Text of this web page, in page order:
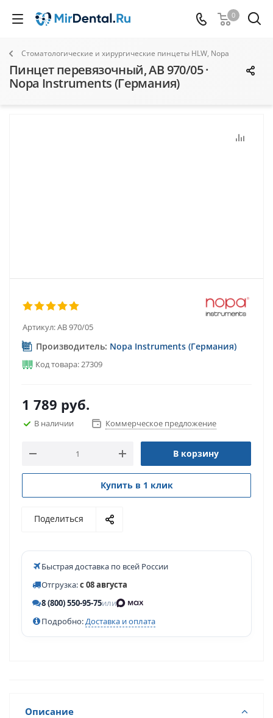
0
Стоматологические и хирургические пинцеты HLW, Nopa
Пинцет перевязочный, AB 970/05 ·
Nopa Instruments (Германия)
Артикул:AB 970/05
Производитель: Nopa Instruments (Германия)
Код товара: 27309
1 789 руб.
В наличии Коммерческое предложение
В корзину
Купить в 1 клик
Поделиться
Быстрая доставка по всей России
Отгрузка:с 08 августа
8 (800) 550-95-75или
Подробно:Доставка и оплата
Описание